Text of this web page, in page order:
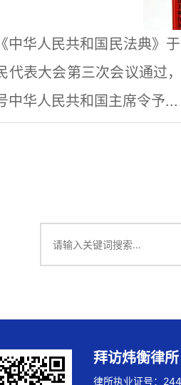
《中华人民共和国民法典》
代表大会第三次会议通过
中华人民共和国主席令予...
拜访炜衡律所
律所执业证号：